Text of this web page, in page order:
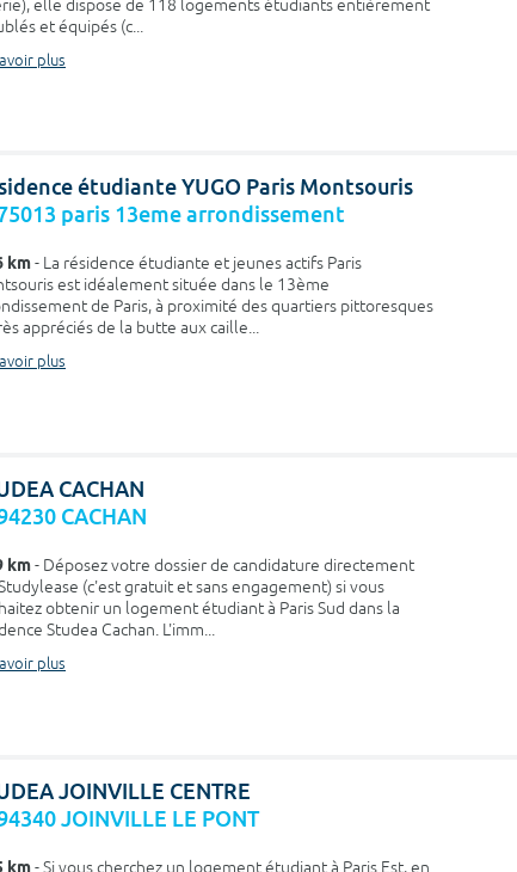
elle dispose de 118 logements étudiants entièrement
et équipés (c...
plus
étudiante YUGO Paris Montsouris
paris 13eme arrondissement
km- La résidence étudiante et jeunes actifs Paris
est idéalement située dans le 13ème
de Paris, à proximité des quartiers pittoresques
appréciés de la butte aux caille...
plus
CACHAN
CACHAN
km- Déposez votre dossier de candidature directement
(c'est gratuit et sans engagement) si vous
obtenir un logement étudiant à Paris Sud dans la
Studea Cachan. L'imm...
plus
JOINVILLE CENTRE
JOINVILLE LE PONT
km- Si vous cherchez un logement étudiant à Paris Est, en